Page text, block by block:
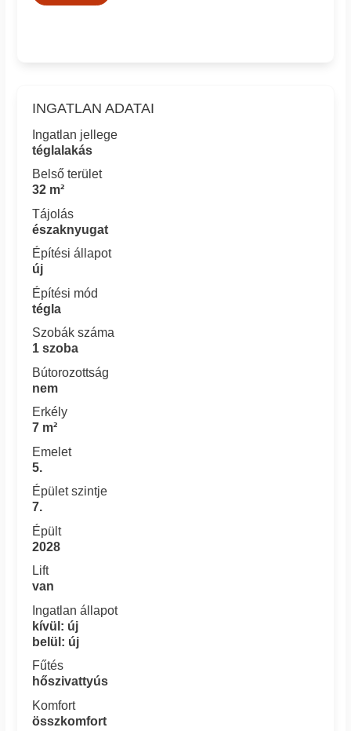
INGATLAN ADATAI
Ingatlan jellege
téglalakás
Belső terület
32 m²
Tájolás
északnyugat
Építési állapot
új
Építési mód
tégla
Szobák száma
1 szoba
Bútorozottság
nem
Erkély
7 m²
Emelet
5.
Épület szintje
7.
Épült
2028
Lift
van
Ingatlan állapot
kívül: új
belül: új
Fűtés
hőszivattyús
Komfort
összkomfort